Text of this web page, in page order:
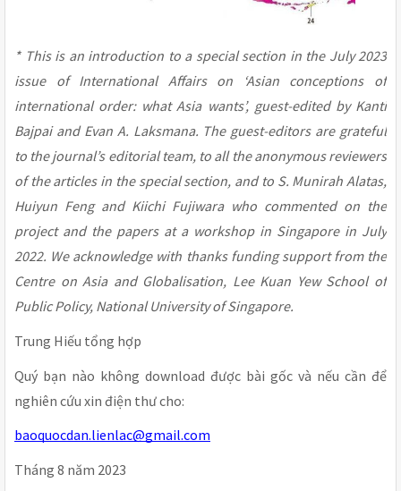
* This is an introduction to a special section in the July 2023
issue of International Affairs on ‘Asian conceptions of
international order: what Asia wants’, guest-edited by Kanti
Bajpai and Evan A. Laksmana. The guest-editors are grateful
to the journal’s editorial team, to all the anonymous reviewers
of the articles in the special section, and to S. Munirah Alatas,
Huiyun Feng and Kiichi Fujiwara who commented on the
project and the papers at a workshop in Singapore in July
2022. We acknowledge with thanks funding support from the
Centre on Asia and Globalisation, Lee Kuan Yew School of
Public Policy, National University of Singapore.
Trung Hiếu tổng hợp
Quý bạn nào không download được bài gốc và nếu cần để
nghiên cứu xin điện thư cho:
baoquocdan.lienlac@gmail.com
Tháng 8 năm 2023